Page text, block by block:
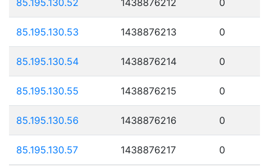
85.195.130.53 1438876213 0
85.195.130.54 1438876214 0
85.195.130.55 1438876215 0
85.195.130.56 1438876216 0
85.195.130.57 1438876217 0